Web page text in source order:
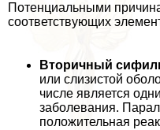
Потенциальными
соответствующих
Вторичный
или слизистой
числе является
заболевания.
положительная